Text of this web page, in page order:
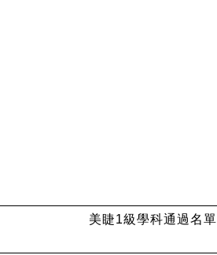
美睫1級學科通過名單